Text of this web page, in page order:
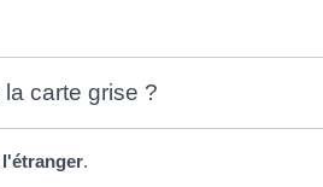
carte grise ?
l'étranger.